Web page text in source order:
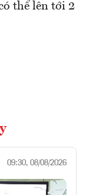
thể lên tới 2
09:30, 08/08/2026